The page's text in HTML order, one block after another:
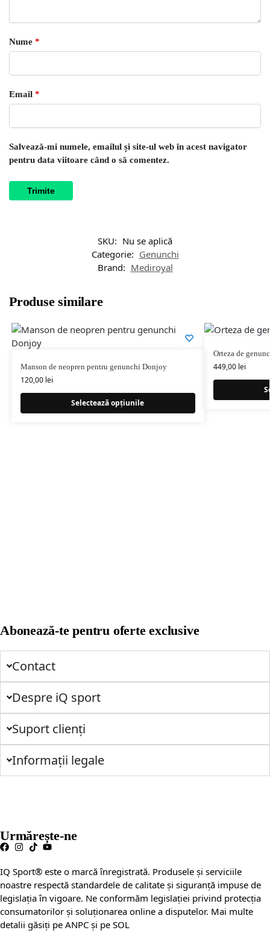
Nume *
Email *
Salvează-mi numele, emailul și site-ul web în acest navigator
pentru data viitoare când o să comentez.
SKU: Nu se aplică
Categorie: Genunchi
Brand: Mediroyal
Produse similare
Manson de neopren pentru genunchi Donjoy
120,00 lei
Selectează opțiunile
Orteza de
449,00 lei
Abonează-te pentru oferte exclusive
Contact
Despre iQ sport
Suport clienți
Informații legale
Urmărește-ne
IQ Sport® este o marcă înregistrată. Produsele și serviciile
noastre respectă standardele de calitate și siguranță impuse de
legislația în vigoare. Ne conformăm legislației privind protecția
consumatorilor și soluționarea online a disputelor. Mai multe
detalii găsiți pe ANPC și pe SOL